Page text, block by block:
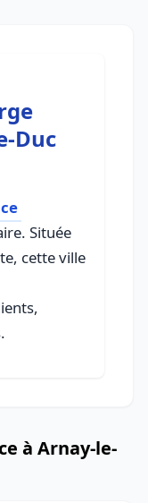
Duc
Située
cette ville
à Arnay-le-